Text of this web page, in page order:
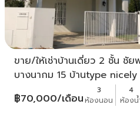
ขาย/ให้เช่าบ้านเดี่ยว 2 ชั้น ชั
บางนากม 15 บ้านtype nicely
฿70,000/เดือน
3
ห้องนอน
4
ห้องน้